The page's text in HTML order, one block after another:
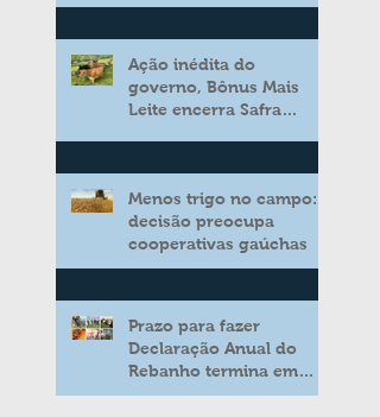
Ação inédita do
governo, Bônus Mais
Leite encerra Safra
aos produtores de leite
Menos trigo no campo:
decisão preocupa
cooperativas gaúchas
Prazo para fazer
Declaração Anual do
Rebanho termina em
duas semanas